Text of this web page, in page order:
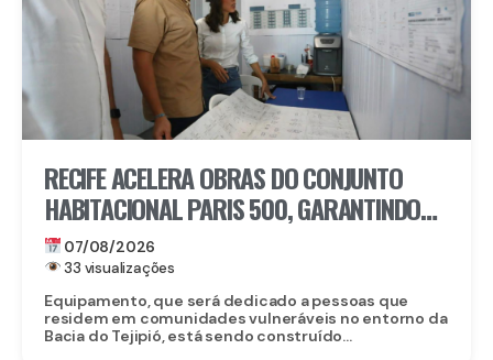
RECIFE ACELERA OBRAS DO CONJUNTO
HABITACIONAL PARIS 500, GARANTINDO
80 NOVAS MORADIAS
07/08/2026
33 visualizações
Equipamento, que será dedicado a pessoas que
residem em comunidades vulneráveis no entorno da
Bacia do Tejipió, está sendo construído...